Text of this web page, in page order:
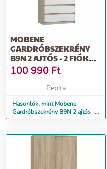
MOBENE
GARDRÓBSZEKRÉNY
B9N 2 AJTÓS - 2 FIÓKOS
, SONOMA MIX
100 990 Ft
Pepita
Hasonlók, mint Mobene
Gardróbszekrény B9N 2 ajtós -
2 fiókos , sonoma mix